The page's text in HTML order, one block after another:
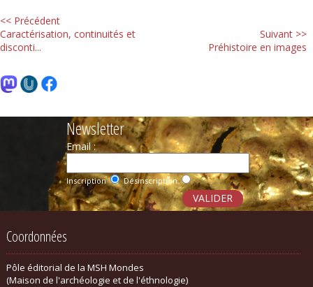
<< Précédent
Caractérisation, continuités et
disconti...
Suivant >>
Préhistoire en images
Newsletter
Email :
Inscription Désinscription
Coordonnées
Pôle éditorial de la MSH Mondes
(Maison de l'archéologie et de l'éthnologie)